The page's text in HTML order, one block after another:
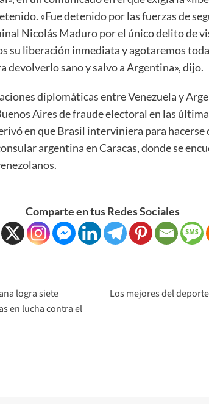
«Fue detenido por las fuerzas de
Nicolás Maduro por el único delito de
su liberación inmediata y agotaremos
devolverlo sano y salvo a Argentina», dijo.
diplomáticas entre Venezuela y
Aires de fraude electoral en las
en que Brasil interviniera para hacerse
argentina en Caracas, donde se
Comparte en tus Redes Sociales
logra siete
en lucha contra el
Los mejores del